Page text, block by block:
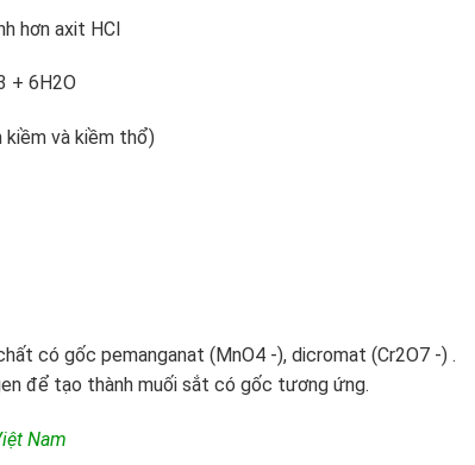
hơn axit HCl
+ 6H2O
kiềm và kiềm thổ)
có gốc pemanganat (MnO4 -), dicromat (Cr2O7 -) .
để tạo thành muối sắt có gốc tương ứng.
Nam